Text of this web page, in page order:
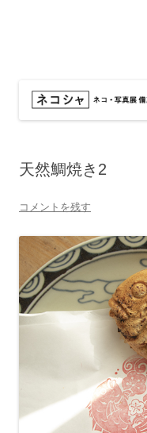
天然鯛焼き2
コメントを残す